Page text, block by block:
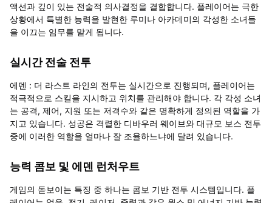
액션과 깊이 있는 전술적 의사결정을 결합합니다. 플레이어는 극한
상황에서 특별한 능력을 발현한 루미나 아카데미의 각성한 소녀들
을 이끄는 임무를 맡게 됩니다.
실시간 전술 전투
에덴 : 더 라스트 라인의 전투는 실시간으로 진행되며, 플레이어는
적극적으로 스킬을 지시하고 위치를 관리해야 합니다. 각 각성 소녀
는 공격, 제어, 지원 또는 저격수와 같은 명확하게 정의된 역할을 가
지고 있습니다. 성공은 격렬한 디바우러 웨이브와 대규모 보스 전투
중에 이러한 역할을 얼마나 잘 조율하느냐에 달려 있습니다.
능력 콤보 및 에덴 런처우트
게임의 돋보이는 특징 중 하나는 콤보 기반 전투 시스템입니다. 플